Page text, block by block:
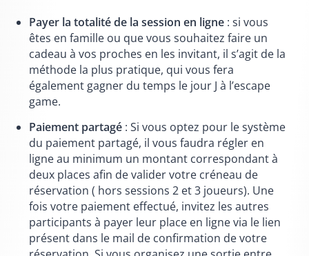
Payer la totalité de la session en ligne : si vous
êtes en famille ou que vous souhaitez faire un
cadeau à vos proches en les invitant, il s’agit de la
méthode la plus pratique, qui vous fera
également gagner du temps le jour J à l’escape
game.
Paiement partagé : Si vous optez pour le système
du paiement partagé, il vous faudra régler en
ligne au minimum un montant correspondant à
deux places afin de valider votre créneau de
réservation ( hors sessions 2 et 3 joueurs). Une
fois votre paiement effectué, invitez les autres
participants à payer leur place en ligne via le lien
présent dans le mail de confirmation de votre